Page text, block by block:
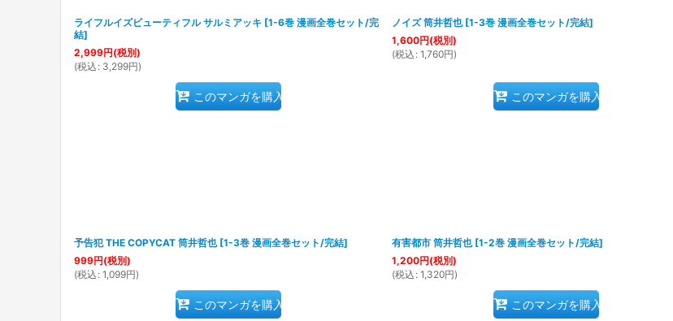
ライフルイズビューティフル サルミアッキ [1-6巻 漫画全巻セット/完
結]
2,999円(税別)
(税込 : 3,299円)
このマンガを購入
ノイズ 筒井哲也 [1-3巻 漫画全巻セット/完結]
1,600円(税別)
(税込 : 1,760円)
このマンガを購入
予告犯 THE COPYCAT 筒井哲也 [1-3巻 漫画全巻セット/完結]
999円(税別)
(税込 : 1,099円)
このマンガを購入
有害都市 筒井哲也 [1-2巻 漫画全巻セット/完結]
1,200円(税別)
(税込 : 1,320円)
このマンガを購入